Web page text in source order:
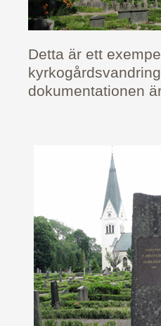
Detta är ett
dokumentationen